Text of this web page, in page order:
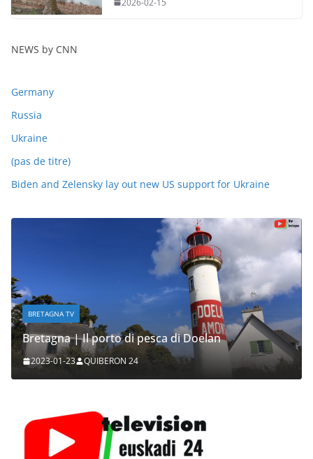
NEWS by CNN
Germany
Russia
Ukraine
(pas de titre)
Biden and Zelensky lay out new US support for Ukraine
BRETAGNA TV
Bretagna | Il porto di pesca di Doelan
2023-01-23 QUIBERON 24